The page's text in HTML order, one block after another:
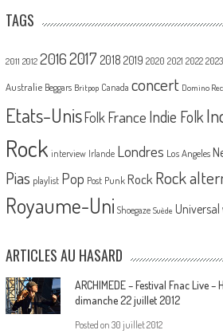
TAGS
2011 2012 20162017 2018 2019 2020 2021 2022 2023
Australie Beggars Britpop Canada concert Domino
Etats-UnisFolk France Indie Folk
Rock interview Irlande Londres Los Angeles
Pias playlist Pop Post Punk Rock Rock
Royaume-Uni Shoegaze Suède Universal
ARTICLES AU HASARD
ARCHIMEDE – Festival Fnac Live –
dimanche 22 juillet 2012
Posted on 30 juillet 2012